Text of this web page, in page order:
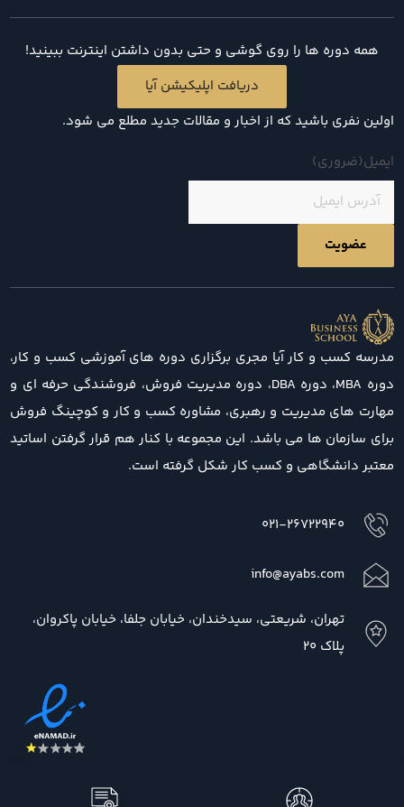
همه دوره ها را روی گوشی و حتی بدون داشتن اینترنت ببینید!
دریافت اپلیکیشن آیا
اولین نفری باشید که از اخبار و مقالات جدید مطلع می شود.
ایمیل(ضروری)
مدرسه کسب و کار آیا مجری برگزاری دوره های آموزشی کسب و کار،
دوره MBA، دوره DBA، دوره مدیریت فروش، فروشندگی حرفه ای و
مهارت های مدیریت و رهبری، مشاوره کسب و کار و کوچینگ فروش
برای سازمان ها می باشد. این مجموعه با کنار هم قرار گرفتن اساتید
معتبر دانشگاهی و کسب کار شکل گرفته است.
021-26722940
info@ayabs.com
تهران، شریعتی، سیدخندان، خیابان جلفا، خیابان پاکروان،
پلاک 20